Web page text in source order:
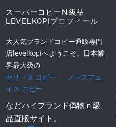
スーパーコピーN級品
LEVELKOPIプロフィール
大人気ブランドコピー通販専門
店levelkopiへようこそ。日本業
界最大級の
セリーヌ コピー 、
ノースフェ
イス コピー
などハイブランド偽物ｎ級
品直販サイト。